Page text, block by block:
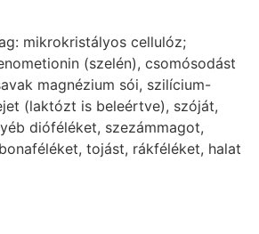
mikrokristályos cellulóz;
(szelén), csomósodást
magnézium sói, szilícium-
(laktózt is beleértve), szóját,
dióféléket, szezámmagot,
tojást, rákféléket, halat